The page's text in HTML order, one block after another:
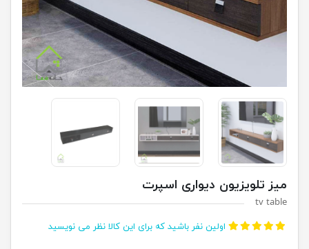
میز تلویزیون دیواری اسپرت
tv table
اولین نفر باشید که برای این کالا نظر می نویسید